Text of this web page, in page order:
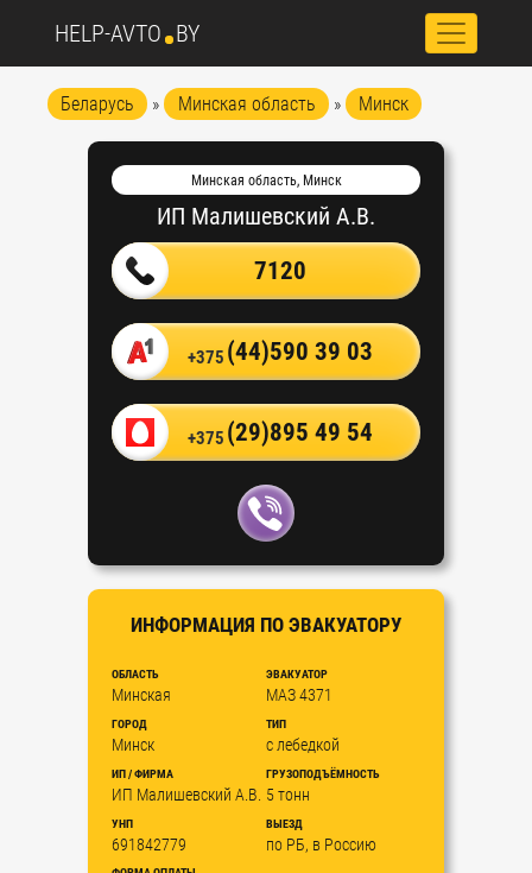
HELP-AVTO BY
Беларусь » Минская область » Минск
Минская область, Минск
ИП Малишевский А.В.
7120
+375 (44)590 39 03
+375 (29)895 49 54
ИНФОРМАЦИЯ ПО ЭВАКУАТОРУ
ОБЛАСТЬ
Минская
ГОРОД
Минск
ИП / ФИРМА
ИП Малишевский А.В.
УНП
691842779
ЭВАКУАТОР
МАЗ 4371
ТИП
с лебедкой
ГРУЗОПОДЪЁМНОСТЬ
5 тонн
ВЫЕЗД
по РБ, в Россию